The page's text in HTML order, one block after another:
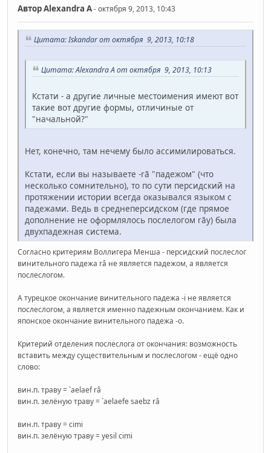
АвторAlexandra A- октября 9, 2013, 10:43
Цитата: Iskandar от октября 9, 2013, 10:18
Цитата: Alexandra A от октября 9, 2013, 10:13
Кстати - а другие личные местоимения имеют вот
такие вот другие формы, отличиные от
"начальной?"
Нет, конечно, там нечему было ассимилироваться.
Кстати, если вы называете -rā "падежом" (что
несколько сомнительно), то по сути персидский на
протяжении истории всегда оказывался языком с
падежами. Ведь в среднеперсидском (где прямое
дополнение не оформлялось послелогом rāy) была
двухпадежная система.
Согласно критериям Воллигера Менша - персидский послеслог
винительного падежа râ не является падежом, а является
послеслогом.
А турецкое окончание винительного падежа -i не является
послеслогом, а является именно падежным окончанием. Как и
японское окончание винительного падежа -o.
Критерий отделения послеслога от окончания: возможность
вставить между существительным и послеслогом - ещё одно
слово:
вин.п. траву = `aelaef râ
вин.п. зелёную траву = `aelaefe saebz râ
вин.п. траву = cimi
вин.п. зелёную траву = yesil cimi